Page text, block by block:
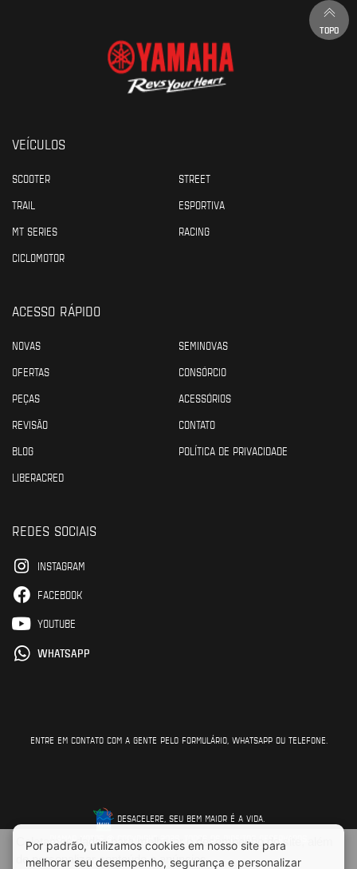
TOPO
VEÍCULOS
SCOOTER
STREET
TRAIL
ESPORTIVA
MT SERIES
RACING
CICLOMOTOR
ACESSO RÁPIDO
NOVAS
SEMINOVAS
OFERTAS
CONSÓRCIO
PEÇAS
ACESSÓRIOS
REVISÃO
CONTATO
BLOG
POLÍTICA DE PRIVACIDADE
LIBERACRED
REDES SOCIAIS
INSTAGRAM
FACEBOOK
YOUTUBE
WHATSAPP
ENTRE EM CONTATO COM A GENTE PELO FORMULÁRIO, WHATSAPP OU TELEFONE.
DESACELERE, SEU BEM MAIOR É A VIDA.
Coletamos dados para melhorar o desempenho do site, além
de personalizar conteúdo e anúncios.